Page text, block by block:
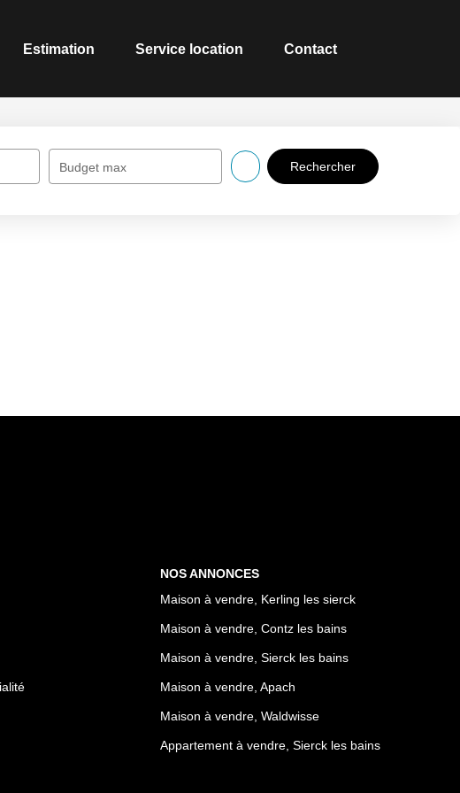
Estimation Service location Contact
Budget max
NOS ANNONCES
Maison à vendre, Kerling les sierck
Maison à vendre, Contz les bains
Maison à vendre, Sierck les bains
Maison à vendre, Apach
Maison à vendre, Waldwisse
Appartement à vendre, Sierck les bains